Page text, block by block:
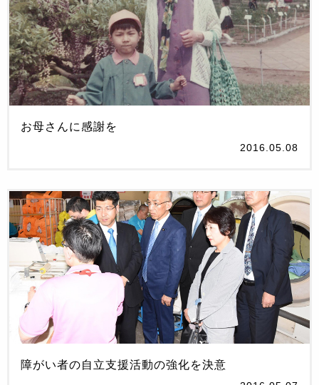
お母さんに感謝を
2016.05.08
障がい者の自立支援活動の強化を決意